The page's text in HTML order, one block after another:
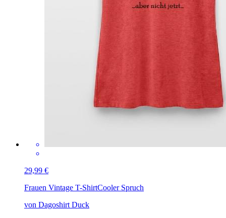
29,99 €
Frauen Vintage T-ShirtCooler Spruch
von Dagoshirt Duck